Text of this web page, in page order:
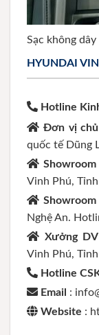
Sạc không
HYUNDAI
Hotline
Đơn vị
quốc tế Dũng
Showroom
Vinh Phú,
Showroom
Nghệ An.
Xưởng DV
Vinh Phú,
Hotline
Email :
Website :